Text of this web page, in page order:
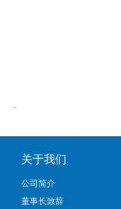
关于我们
公司简介
董事长致辞